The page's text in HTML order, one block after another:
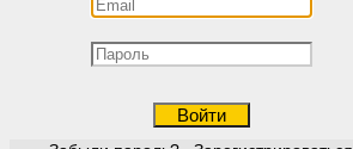
Войти